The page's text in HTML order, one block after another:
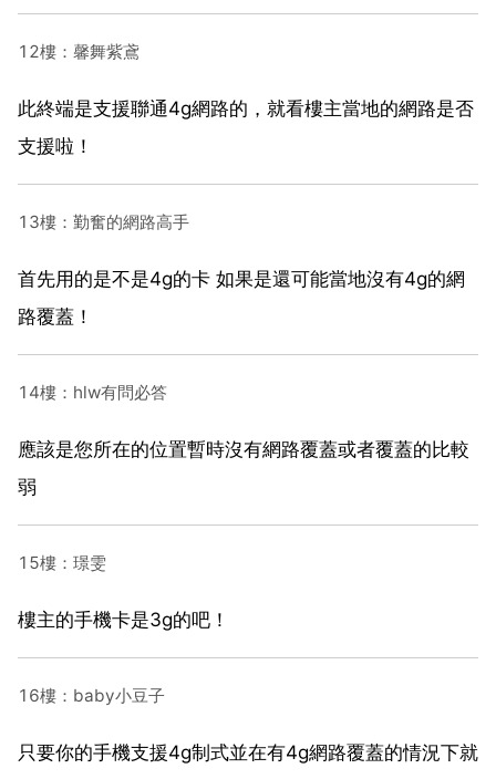
12樓：馨舞紫鳶
此終端是支援聯通4g網路的，就看樓主當地的網路是否
支援啦！
13樓：勤奮的網路高手
首先用的是不是4g的卡 如果是還可能當地沒有4g的網
路覆蓋！
14樓：hlw有問必答
應該是您所在的位置暫時沒有網路覆蓋或者覆蓋的比較
弱
15樓：璟雯
樓主的手機卡是3g的吧！
16樓：baby小豆子
只要你的手機支援4g制式並在有4g網路覆蓋的情況下就